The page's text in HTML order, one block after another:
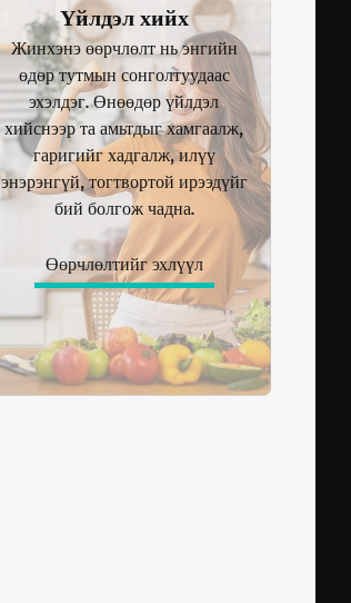
Үйлдэл хийх
Жинхэнэ өөрчлөлт нь энгийн
өдөр тутмын сонголтуудаас
эхэлдэг. Өнөөдөр үйлдэл
хийснээр та амьтдыг хамгаалж,
гаригийг хадгалж, илүү
энэрэнгүй, тогтвортой ирээдүйг
бий болгож чадна.
Өөрчлөлтийг эхлүүл